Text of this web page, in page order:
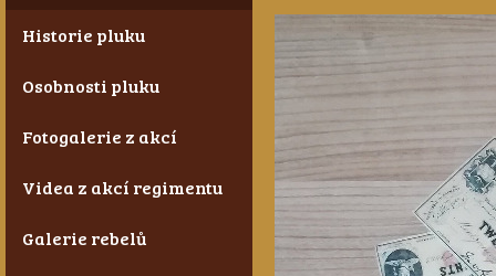
Historie pluku
Osobnosti pluku
Fotogalerie z akcí
Videa z akcí regimentu
Galerie rebelů